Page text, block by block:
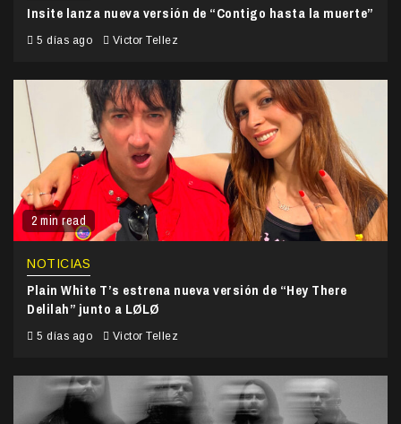
Insite lanza nueva versión de “Contigo hasta la muerte”
5 días ago Victor Tellez
2 min read
NOTICIAS
Plain White T’s estrena nueva versión de “Hey There
Delilah” junto a LØLØ
5 días ago Victor Tellez